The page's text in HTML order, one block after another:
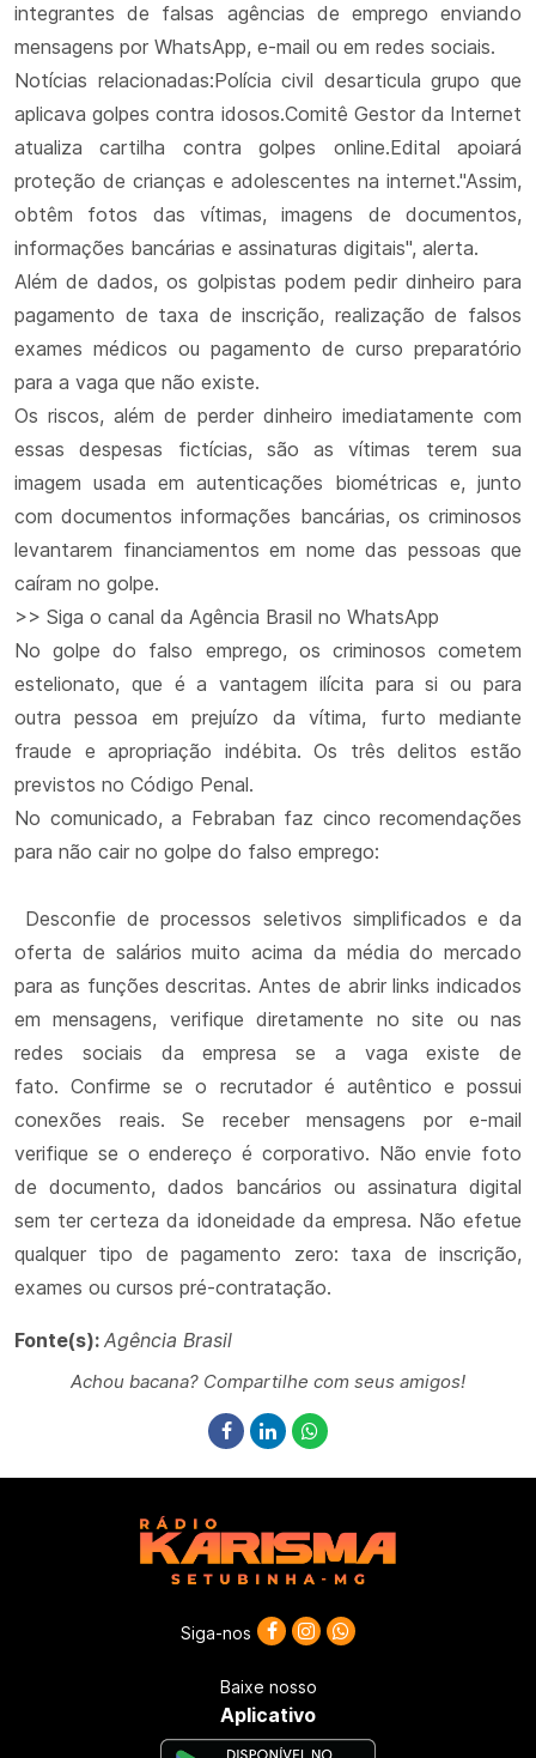
integrantes de falsas agências de emprego enviando
mensagens por WhatsApp, e-mail ou em redes sociais.
Notícias relacionadas:Polícia civil desarticula grupo que
aplicava golpes contra idosos.Comitê Gestor da Internet
atualiza cartilha contra golpes online.Edital apoiará
proteção de crianças e adolescentes na internet."Assim,
obtêm fotos das vítimas, imagens de documentos,
informações bancárias e assinaturas digitais", alerta.
Além de dados, os golpistas podem pedir dinheiro para
pagamento de taxa de inscrição, realização de falsos
exames médicos ou pagamento de curso preparatório
para a vaga que não existe.
Os riscos, além de perder dinheiro imediatamente com
essas despesas fictícias, são as vítimas terem sua
imagem usada em autenticações biométricas e, junto
com documentos informações bancárias, os criminosos
levantarem financiamentos em nome das pessoas que
caíram no golpe.
>> Siga o canal da Agência Brasil no WhatsApp
No golpe do falso emprego, os criminosos cometem
estelionato, que é a vantagem ilícita para si ou para
outra pessoa em prejuízo da vítima, furto mediante
fraude e apropriação indébita. Os três delitos estão
previstos no Código Penal.
No comunicado, a Febraban faz cinco recomendações
para não cair no golpe do falso emprego:
Desconfie de processos seletivos simplificados e da
oferta de salários muito acima da média do mercado
para as funções descritas. Antes de abrir links indicados
em mensagens, verifique diretamente no site ou nas
redes sociais da empresa se a vaga existe de
fato. Confirme se o recrutador é autêntico e possui
conexões reais. Se receber mensagens por e-mail
verifique se o endereço é corporativo. Não envie foto
de documento, dados bancários ou assinatura digital
sem ter certeza da idoneidade da empresa. Não efetue
qualquer tipo de pagamento zero: taxa de inscrição,
exames ou cursos pré-contratação.
Fonte(s): Agência Brasil
Achou bacana? Compartilhe com seus amigos!
Siga-nos
Baixe nosso
Aplicativo